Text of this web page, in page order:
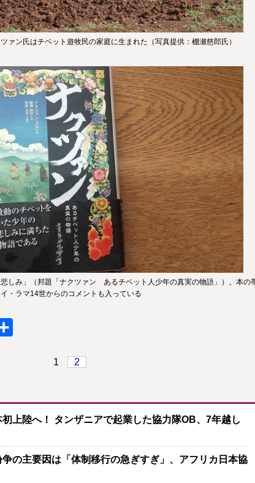
ァン氏はチベット遊牧民の家庭に生まれた（写真提供：棚瀬慈郎氏）
しみ」（邦題「ナクツァン あるチベット人少年の真実の物語」）。本の
・ラマ14世からのコメントも入っている
1
2
上陸へ！ タンザニアで起業した協力隊OB、7年越し
の主要因は「体制移行の急ぎすぎ」、アフリカ日本協